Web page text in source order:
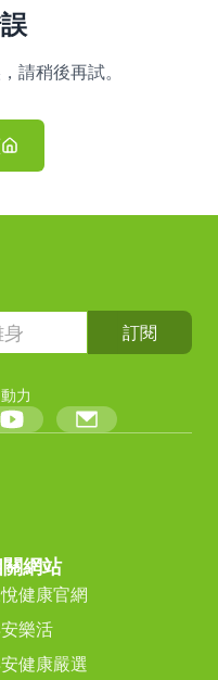
請稍後再試。
訂閱
力
網站
健康官網
樂活
健康嚴選